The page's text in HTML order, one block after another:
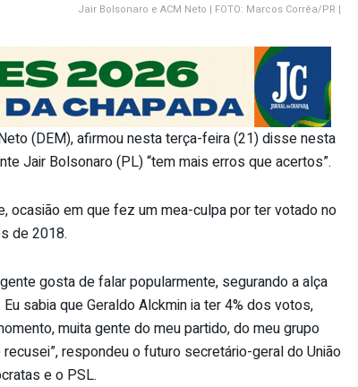
Jair Bolsonaro e ACM Neto | FOTO: Marcos Corrêa/PR |
(DEM), afirmou nesta terça-feira (21) disse nesta
Jair Bolsonaro (PL) “tem mais erros que acertos”.
ocasião em que fez um mea-culpa por ter votado no
de 2018.
gosta de falar popularmente, segurando a alça
sabia que Geraldo Alckmin ia ter 4% dos votos,
muita gente do meu partido, do meu grupo
respondeu o futuro secretário-geral do União
e o PSL.